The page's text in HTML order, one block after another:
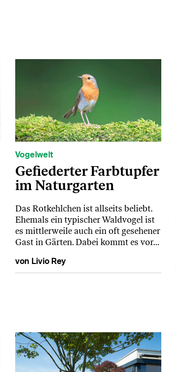
Vogelwelt
Gefiederter Farbtupfer
im Naturgarten
Das Rotkehlchen ist allseits beliebt.
Ehemals ein typischer Waldvogel ist
es mittlerweile auch ein oft gesehener
Gast in Gärten. Dabei kommt es vor…
von Livio Rey